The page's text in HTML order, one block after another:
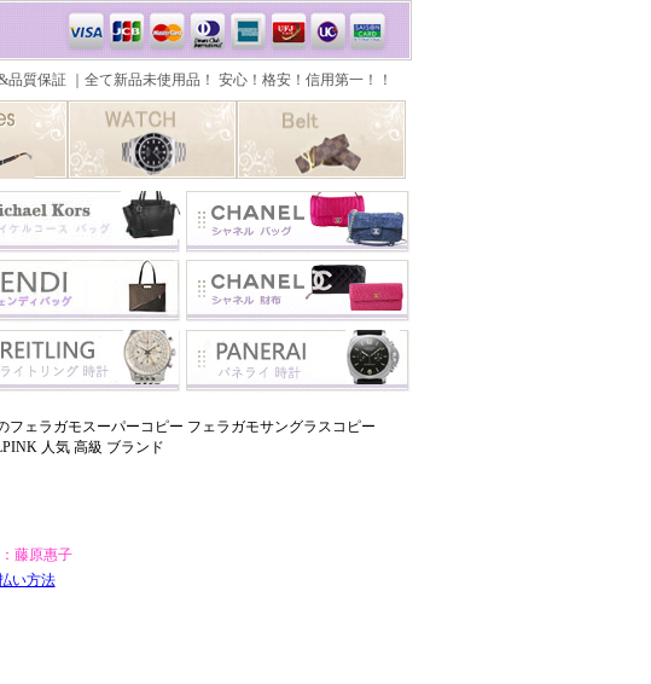
フェラガモスーパーコピー フェラガモサングラスコピー
人気 高級 ブランド
藤原惠子
い方法